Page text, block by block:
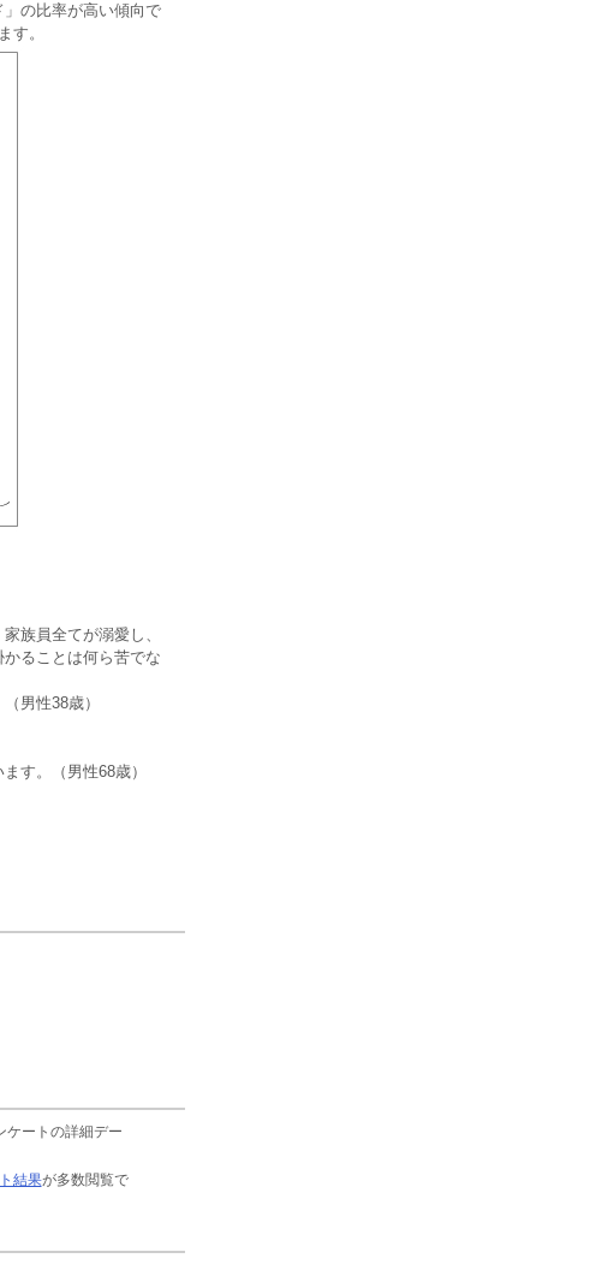
」の比率が高い傾向で
す。
族員全てが溺愛し、
ることは何ら苦でな
男性38歳）
す。（男性68歳）
ケートの詳細デー
結果が多数閲覧で